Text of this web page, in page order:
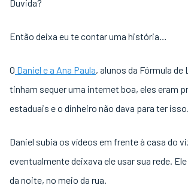
Duvida?
Então deixa eu te contar uma história…
O Daniel e a Ana Paula, alunos da Fórmula
tinham sequer uma internet boa, eles eram
estaduais e o dinheiro não dava para ter isso.
Daniel subia os vídeos em frente à casa do
eventualmente deixava ele usar sua rede.
da noite, no meio da rua.